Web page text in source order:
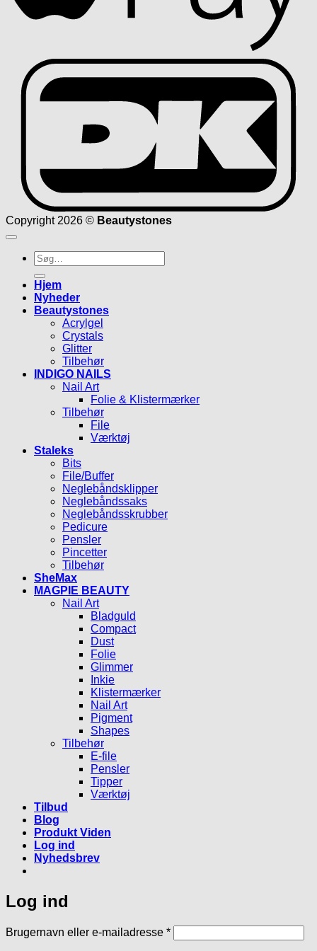
Copyright 2026 © Beautystones
Søg
efter:
Hjem
Nyheder
Beautystones
Acrylgel
Crystals
Glitter
Tilbehør
INDIGO NAILS
Nail Art
Folie & Klistermærker
Tilbehør
File
Værktøj
Staleks
Bits
File/Buffer
Neglebåndsklipper
Neglebåndssaks
Neglebåndsskrubber
Pedicure
Pensler
Pincetter
Tilbehør
SheMax
MAGPIE BEAUTY
Nail Art
Bladguld
Compact
Dust
Folie
Glimmer
Inkie
Klistermærker
Nail Art
Pigment
Shapes
Tilbehør
E-file
Pensler
Tipper
Værktøj
Tilbud
Blog
Produkt Viden
Log ind
Nyhedsbrev
Log ind
Brugernavn eller e-mailadresse *Påkrævet